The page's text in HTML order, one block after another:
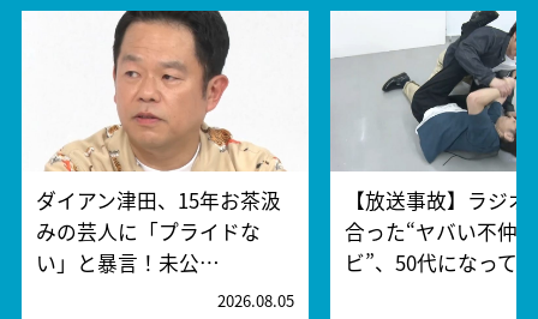
ダイアン津田、15年お茶汲
みの芸人に「プライドな
い」と暴言！未公…
2026.08.05
【放送事故】ラジオ
合った“ヤバい不仲
ビ”、50代になって…